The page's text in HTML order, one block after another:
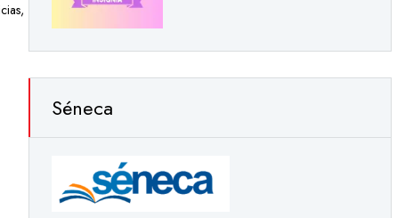
, Plan De Centro
Séneca